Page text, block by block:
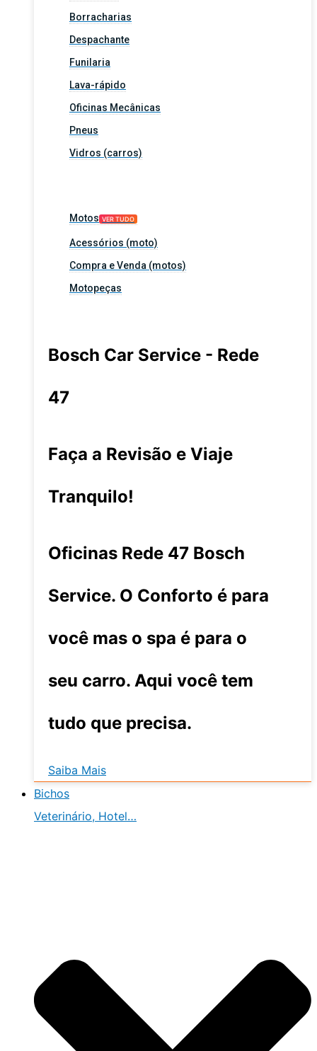
Borracharias
Despachante
Funilaria
Lava-rápido
Oficinas Mecânicas
Pneus
Vidros (carros)
Motos VER TUDO
Acessórios (moto)
Compra e Venda (motos)
Motopeças
Bosch Car Service - Rede
47
Faça a Revisão e Viaje
Tranquilo!
Oficinas Rede 47 Bosch
Service. O Conforto é para
você mas o spa é para o
seu carro. Aqui você tem
tudo que precisa.
Saiba Mais
Bichos
Veterinário, Hotel…